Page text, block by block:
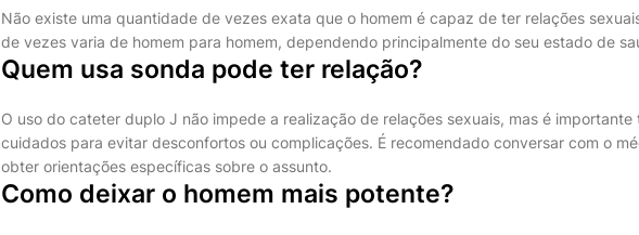
Não existe uma quantidade de vezes exata que o homem é capaz de ter relações
de vezes varia de homem para homem, dependendo principalmente do seu estado de
Quem usa sonda pode ter relação?
O uso do cateter duplo J não impede a realização de relações sexuais, mas é importante
cuidados para evitar desconfortos ou complicações. É recomendado conversar com o
obter orientações específicas sobre o assunto.
Como deixar o homem mais potente?